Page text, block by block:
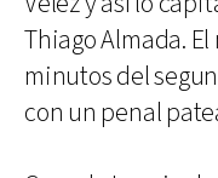
Thiago Almada.
minutos del
con un penal